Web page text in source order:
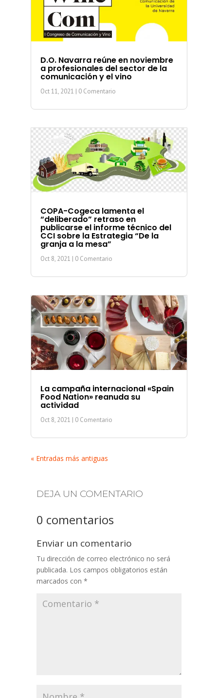
D.O. Navarra reúne en noviembre
a profesionales del sector de la
comunicación y el vino
Oct 11, 2021 | 0 Comentario
COPA-Cogeca lamenta el
“deliberado” retraso en
publicarse el informe técnico del
CCI sobre la Estrategia “De la
granja a la mesa”
Oct 8, 2021 | 0 Comentario
La campaña internacional «Spain
Food Nation» reanuda su
actividad
Oct 8, 2021 | 0 Comentario
« Entradas más antiguas
DEJA UN COMENTARIO
0 comentarios
Enviar un comentario
Tu dirección de correo electrónico no será
publicada. Los campos obligatorios están
marcados con *